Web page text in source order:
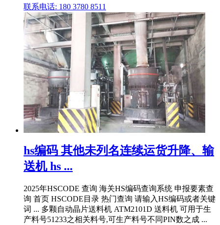
联系电话: 180 3780 8511
hs编码 其他未列名连续运货升降、输
送机 hs ...
2025年HSCODE 查询 海关HS编码查询系统 申报要素查
询 首页 HSCODE目录 热门查询 请输入HS编码或者关键
词 ... 多颗自动晶片送料机 ATM2101D 送料机 可用于生
产料号51233之相关料号,可生产料号不同PIN数之成 ...